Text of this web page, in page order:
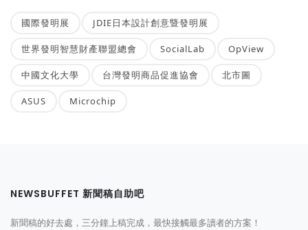
國際發明展 JDIE日本設計創意暨發明展
世界發明智慧財產聯盟總會 SocialLab OpView
中國文化大學 台灣發明商品促進協會 北市圖
ASUS Microchip
NEWSBUFFET 新聞稿自助吧
新聞稿的好去處，三分鐘上稿完成，最快接觸最多讀者的方案！